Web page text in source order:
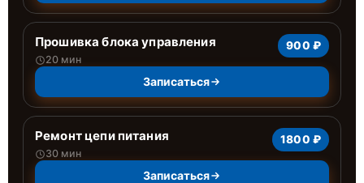
Прошивка блока управления
20 мин
900 ₽
Записаться
Ремонт цепи питания
30 мин
1800 ₽
Записаться